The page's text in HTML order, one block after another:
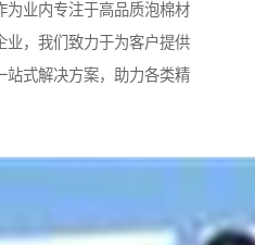
业内专注于高品质泡棉材
业，我们致力于为客户提供
站式解决方案，助力各类精